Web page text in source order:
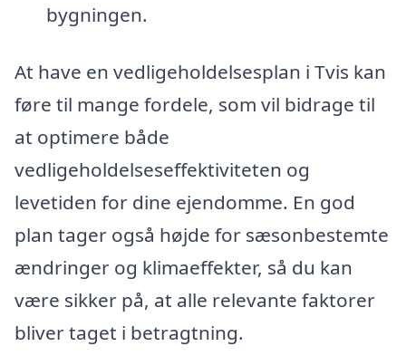
bygningen.
At have en vedligeholdelsesplan i Tvis kan
føre til mange fordele, som vil bidrage til
at optimere både
vedligeholdelseseffektiviteten og
levetiden for dine ejendomme. En god
plan tager også højde for sæsonbestemte
ændringer og klimaeffekter, så du kan
være sikker på, at alle relevante faktorer
bliver taget i betragtning.